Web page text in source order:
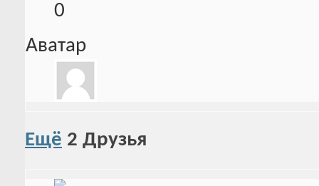
0
Аватар
Ещё 2 Друзья